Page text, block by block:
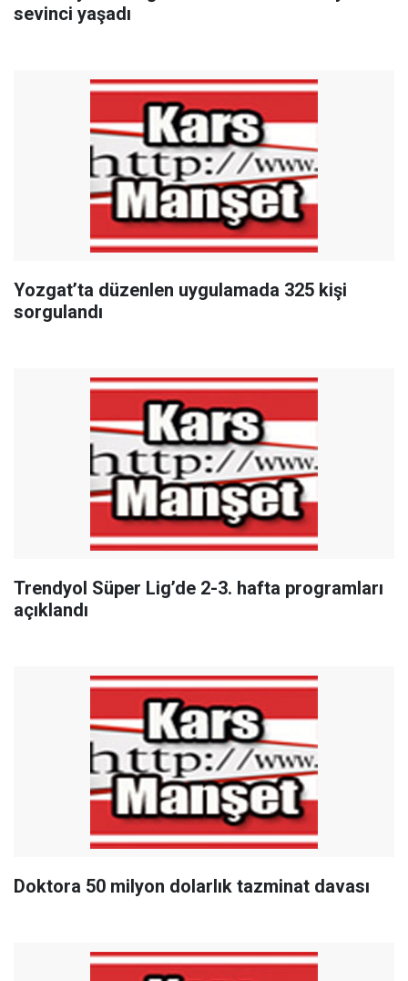
sevinci yaşadı
Yozgat’ta düzenlen uygulamada 325 kişi
sorgulandı
Trendyol Süper Lig’de 2-3. hafta programları
açıklandı
Doktora 50 milyon dolarlık tazminat davası